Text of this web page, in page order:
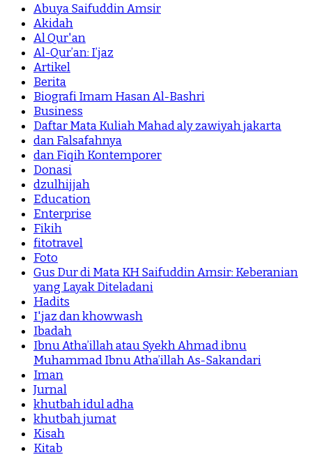
Abuya Saifuddin Amsir
Akidah
Al Qur'an
Al-Qur’an: I’jaz
Artikel
Berita
Biografi Imam Hasan Al-Bashri
Business
Daftar Mata Kuliah Mahad aly zawiyah jakarta
dan Falsafahnya
dan Fiqih Kontemporer
Donasi
dzulhijjah
Education
Enterprise
Fikih
fitotravel
Foto
Gus Dur di Mata KH Saifuddin Amsir: Keberanian
yang Layak Diteladani
Hadits
I'jaz dan khowwash
Ibadah
Ibnu Atha’illah atau Syekh Ahmad ibnu
Muhammad Ibnu Atha’illah As-Sakandari
Iman
Jurnal
khutbah idul adha
khutbah jumat
Kisah
Kitab